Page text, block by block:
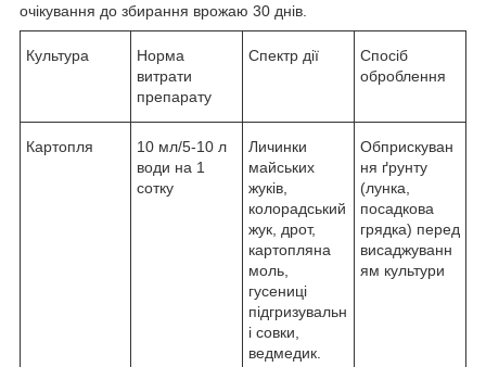
очікування до збирання врожаю 30 днів.
Культура
Норма
витрати
препарату
Спектр дії
Спосіб
оброблення
Картопля
10 мл/5-10 л
води на 1
сотку
Личинки
майських
жуків,
колорадський
жук, дрот,
картопляна
моль,
гусениці
підгризувальн
і совки,
ведмедик.
Обприскуван
ня ґрунту
(лунка,
посадкова
грядка) перед
висаджуванн
ям культури